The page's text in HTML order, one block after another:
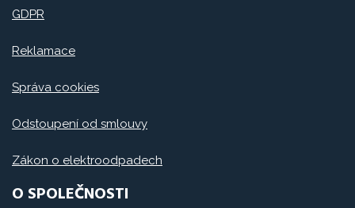
GDPR
Reklamace
Správa cookies
Odstoupení od smlouvy
Zákon o elektroodpadech
O SPOLEČNOSTI